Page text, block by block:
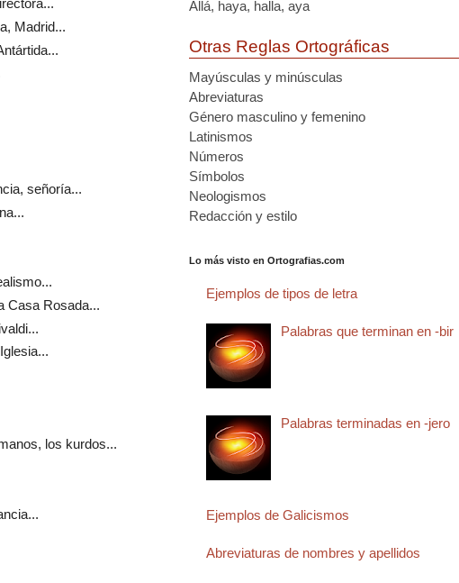
Madrid...
señoría...
Casa Rosada...
los kurdos...
Allá, haya, halla, aya
Otras Reglas Ortográficas
Mayúsculas y minúsculas
Abreviaturas
Género masculino y femenino
Latinismos
Números
Símbolos
Neologismos
Redacción y estilo
Lo más visto en Ortografias.com
Ejemplos de tipos de letra
Palabras que terminan en -bir
Palabras terminadas en -jero
Ejemplos de Galicismos
Abreviaturas de nombres y apellidos